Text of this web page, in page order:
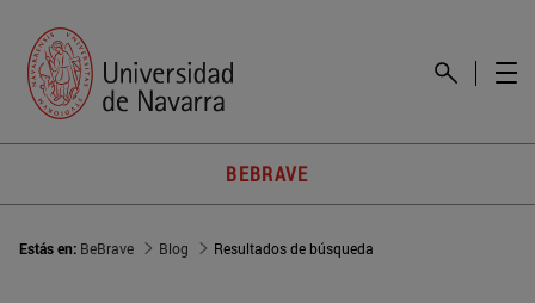
BEBRAVE
Estás en: BeBrave Blog Resultados de búsqueda